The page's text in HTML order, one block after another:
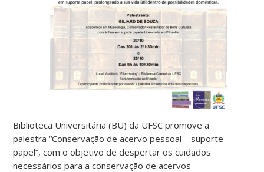
Biblioteca Universitária (BU) da UFSC promove a
palestra “Conservação de acervo pessoal – suporte
papel”, com o objetivo de despertar os cuidados
necessários para a conservação de acervos